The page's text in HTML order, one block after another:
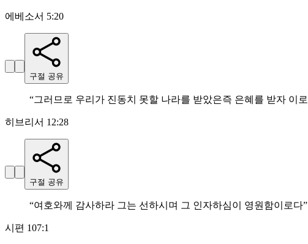
에베소서 5:20
구절 공유
“그러므로 우리가 진동치 못할 나라를 받았은즉 은혜를 받자 이
히브리서 12:28
구절 공유
“여호와께 감사하라 그는 선하시며 그 인자하심이 영원함이로다”
시편 107:1